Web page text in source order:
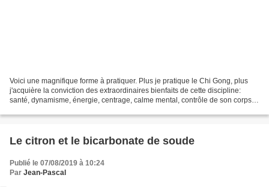
Voici une magnifique forme à pratiquer. Plus je pratique le Chi Gong, plus
j'acquière la conviction des extraordinaires bienfaits de cette discipline:
santé, dynamisme, énergie, centrage, calme mental, contrôle de son corps,
Le citron et le bicarbonate de soude
Publié le 07/08/2019 à 10:24
Par Jean-Pascal